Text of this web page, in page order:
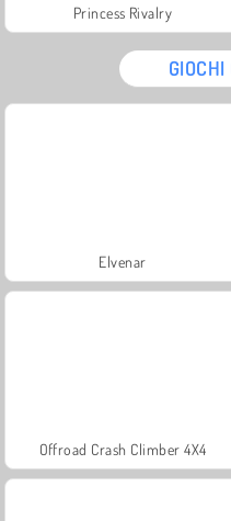
Princess Rivalry
Elvenar
Offroad Crash Climber 4X4